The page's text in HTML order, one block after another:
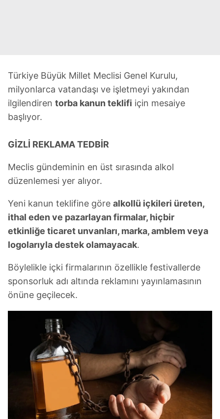
Türkiye Büyük Millet Meclisi Genel Kurulu,
milyonlarca vatandaşı ve işletmeyi yakından
ilgilendiren torba kanun teklifi için mesaiye
başlıyor.
GİZLİ REKLAMA TEDBİR
Meclis gündeminin en üst sırasında alkol
düzenlemesi yer alıyor.
Yeni kanun teklifine göre alkollü içkileri üreten,
ithal eden ve pazarlayan firmalar, hiçbir
etkinliğe ticaret unvanları, marka, amblem veya
logolarıyla destek olamayacak.
Böylelikle içki firmalarının özellikle festivallerde
sponsorluk adı altında reklamını yayınlamasının
önüne geçilecek.